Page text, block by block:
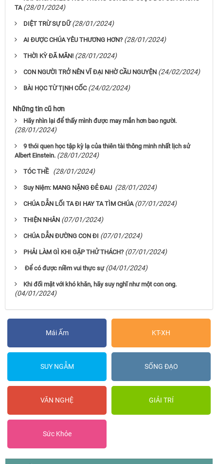
TA (28/01/2024)
DIỆT TRỪ SỰ DỮ (28/01/2024)
AI ĐƯỢC CHÚA YÊU THƯƠNG HƠN? (28/01/2024)
THỜI KỲ ĐÃ MÃN! (28/01/2024)
CON NGƯỜI TRỞ NÊN VĨ ĐẠI NHỜ CẦU NGUYỆN (24/02/2024)
BÀI HỌC TỪ TỊNH CỐC (24/02/2024)
Những tin cũ hơn
Hãy nhìn lại để thấy mình được may mắn hơn bao người.
(28/01/2024)
9 thói quen học tập kỳ lạ của thiên tài thông minh nhất lịch sử
Albert Einstein. (28/01/2024)
TÓC THỀ (28/01/2024)
Suy Niệm: MANG NẶNG ĐẺ ĐAU (28/01/2024)
CHÚA DẪN LỐI TA ĐI HAY TA TÌM CHÚA (07/01/2024)
THIỆN NHÂN (07/01/2024)
CHÚA DẪN ĐƯỜNG CON ĐI (07/01/2024)
PHẢI LÀM GÌ KHI GẶP THỬ THÁCH? (07/01/2024)
Để có được niềm vui thực sự (04/01/2024)
Khi đối mặt với khó khăn, hãy suy nghĩ như một con ong.
(04/01/2024)
Mái Ấm KT-XH
SUY NGẪM SỐNG ĐẠO
VĂN NGHỆ GIẢI TRÍ
Sức Khỏe